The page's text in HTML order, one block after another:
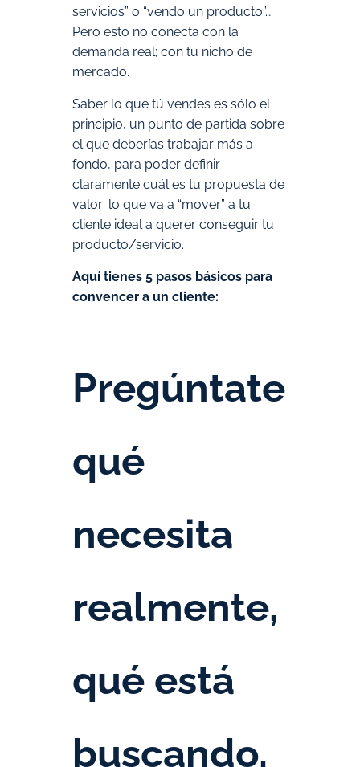
servicios” o “vendo un producto”…
Pero esto no conecta con la
demanda real; con tu nicho de
mercado.
Saber lo que tú vendes es sólo el
principio, un punto de partida sobre
el que deberías trabajar más a
fondo, para poder definir
claramente cuál es tu propuesta de
valor: lo que va a “mover” a tu
cliente ideal a querer conseguir tu
producto/servicio.
Aquí tienes 5 pasos básicos para
convencer a un cliente:
Pregúntate
qué
necesita
realmente,
qué está
buscando.